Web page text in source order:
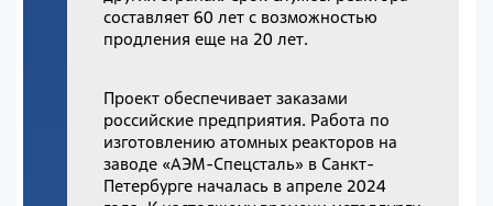
составляет 60 лет с возможностью
продления еще на 20 лет.
Проект обеспечивает заказами
российские предприятия. Работа по
изготовлению атомных реакторов на
заводе «АЭМ-Спецсталь» в Санкт-
Петербурге началась в апреле 2024